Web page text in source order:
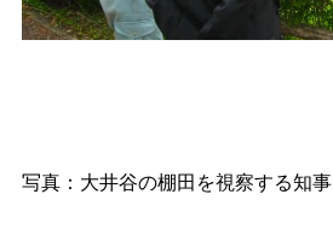
写真：大井谷の棚田を視察する知事